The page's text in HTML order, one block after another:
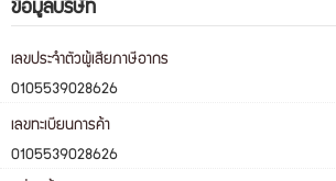
ข้อมูลบริษัท
เลขประจำตัวผู้เสียภาษีอากร
0105539028626
เลขทะเบียนการค้า
0105539028626